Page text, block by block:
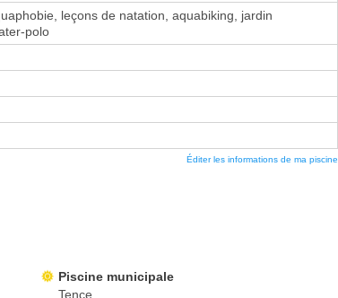
leçons de natation, aquabiking, jardin
polo
Éditer les informations de ma piscine
Piscine municipale
Tence